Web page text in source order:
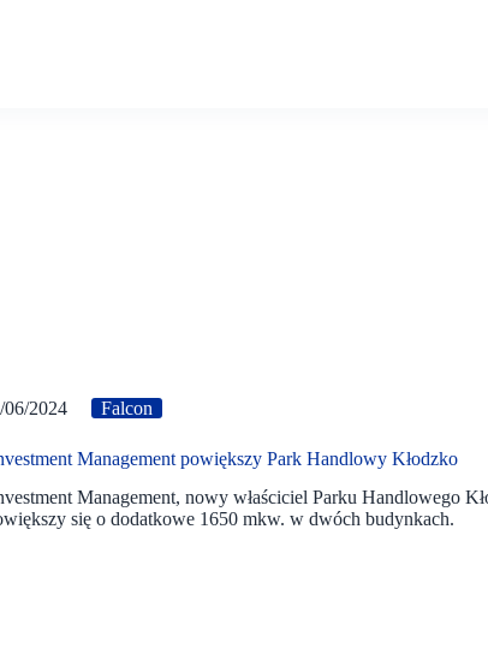
06/2024 Falcon
Management powiększy Park Handlowy Kłodzko
Management, nowy właściciel Parku Handlowego
się o dodatkowe 1650 mkw. w dwóch budynkach.